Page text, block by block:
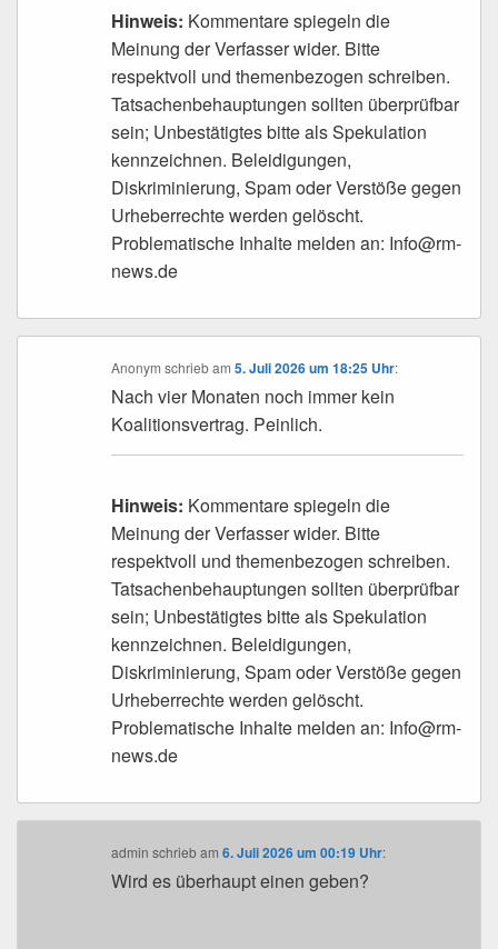
Hinweis: Kommentare spiegeln die
Meinung der Verfasser wider. Bitte
respektvoll und themenbezogen schreiben.
Tatsachenbehauptungen sollten überprüfbar
sein; Unbestätigtes bitte als Spekulation
kennzeichnen. Beleidigungen,
Diskriminierung, Spam oder Verstöße gegen
Urheberrechte werden gelöscht.
Problematische Inhalte melden an: Info@rm-
news.de
Anonym schriebam5. Juli 2026 um 18:25 Uhr:
Nach vier Monaten noch immer kein
Koalitionsvertrag. Peinlich.
Hinweis: Kommentare spiegeln die
Meinung der Verfasser wider. Bitte
respektvoll und themenbezogen schreiben.
Tatsachenbehauptungen sollten überprüfbar
sein; Unbestätigtes bitte als Spekulation
kennzeichnen. Beleidigungen,
Diskriminierung, Spam oder Verstöße gegen
Urheberrechte werden gelöscht.
Problematische Inhalte melden an: Info@rm-
news.de
admin schriebam6. Juli 2026 um 00:19 Uhr:
Wird es überhaupt einen geben?